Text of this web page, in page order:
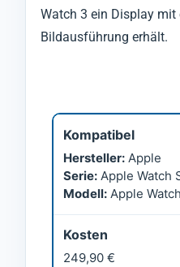
Watch 3 ein Display mit
Bildausführung erhält.
Kompatibel
Hersteller: Apple
Serie: Apple Watch
Modell: Apple
Kosten
249,90 €